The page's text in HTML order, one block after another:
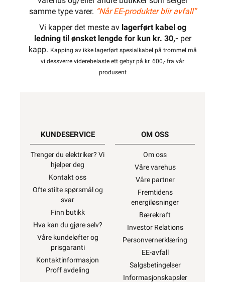
samme type varer. “Når EE-produkter blir avfall”
Vi kapper det meste av lagerført kabel og
ledning til ønsket lengde for kun kr. 30,-per
kapp. Kapping av ikke lagerført spesialkabel på trommel må
vi dessverre viderebelaste ett gebyr på kr. 600,- fra vår
produsent
KUNDESERVICE
Trenger du elektriker? Vi
hjelper deg
Kontakt oss
Ofte stilte spørsmål og
svar
Finn butikk
Hva kan du gjøre selv?
Våre kundeløfter og
prisgaranti
Kontaktinformasjon
Proff avdeling
OM OSS
Om oss
Våre varehus
Våre partner
Fremtidens
energiløsninger
Bærekraft
Investor Relations
Personvernerklæring
EE-avfall
Salgsbetingelser
Informasjonskapsler